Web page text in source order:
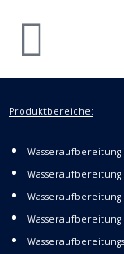
Produktbereiche:
Wasseraufbereitung
Wasseraufbereitung